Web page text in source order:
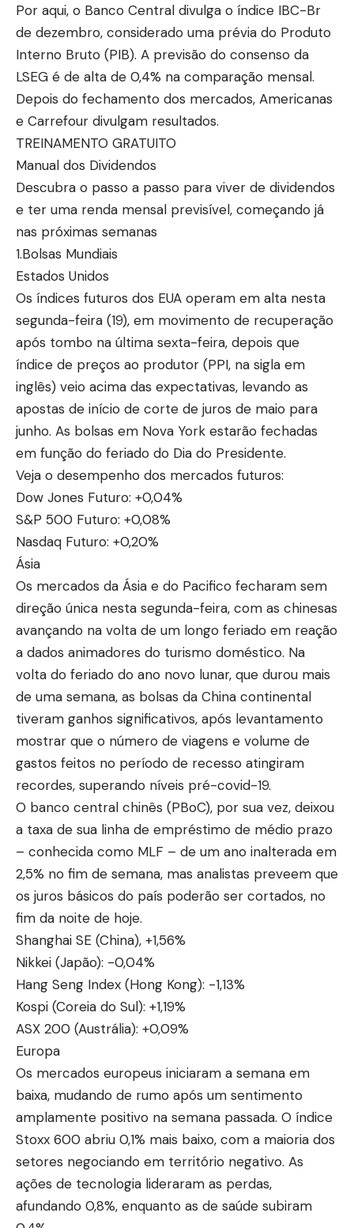
Por aqui, o Banco Central divulga o índice IBC-Br
de dezembro, considerado uma prévia do Produto
Interno Bruto (PIB). A previsão do consenso da
LSEG é de alta de 0,4% na comparação mensal.
Depois do fechamento dos mercados, Americanas
e Carrefour divulgam resultados.
TREINAMENTO GRATUITO
Manual dos Dividendos
Descubra o passo a passo para viver de dividendos
e ter uma renda mensal previsível, começando já
nas próximas semanas
1.Bolsas Mundiais
Estados Unidos
Os índices futuros dos EUA operam em alta nesta
segunda-feira (19), em movimento de recuperação
após tombo na última sexta-feira, depois que
índice de preços ao produtor (PPI, na sigla em
inglês) veio acima das expectativas, levando as
apostas de início de corte de juros de maio para
junho. As bolsas em Nova York estarão fechadas
em função do feriado do Dia do Presidente.
Veja o desempenho dos mercados futuros:
Dow Jones Futuro: +0,04%
S&P 500 Futuro: +0,08%
Nasdaq Futuro: +0,20%
Ásia
Os mercados da Ásia e do Pacifico fecharam sem
direção única nesta segunda-feira, com as chinesas
avançando na volta de um longo feriado em reação
a dados animadores do turismo doméstico. Na
volta do feriado do ano novo lunar, que durou mais
de uma semana, as bolsas da China continental
tiveram ganhos significativos, após levantamento
mostrar que o número de viagens e volume de
gastos feitos no período de recesso atingiram
recordes, superando níveis pré-covid-19.
O banco central chinês (PBoC), por sua vez, deixou
a taxa de sua linha de empréstimo de médio prazo
– conhecida como MLF – de um ano inalterada em
2,5% no fim de semana, mas analistas preveem que
os juros básicos do país poderão ser cortados, no
fim da noite de hoje.
Shanghai SE (China), +1,56%
Nikkei (Japão): -0,04%
Hang Seng Index (Hong Kong): -1,13%
Kospi (Coreia do Sul): +1,19%
ASX 200 (Austrália): +0,09%
Europa
Os mercados europeus iniciaram a semana em
baixa, mudando de rumo após um sentimento
amplamente positivo na semana passada. O índice
Stoxx 600 abriu 0,1% mais baixo, com a maioria dos
setores negociando em território negativo. As
ações de tecnologia lideraram as perdas,
afundando 0,8%, enquanto as de saúde subiram